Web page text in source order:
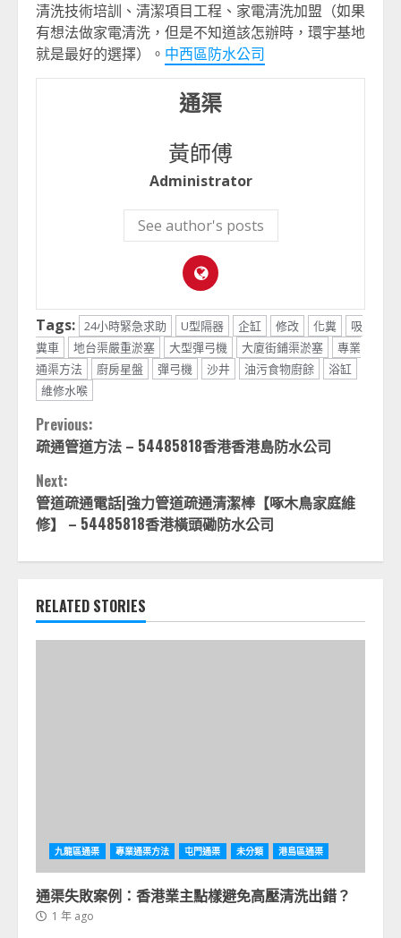
清洗技術培訓、清潔項目工程、家電清洗加盟（如果
有想法做家電清洗，但是不知道該怎辦時，環宇基地
就是最好的選擇）。 中西區防水公司
通渠
黃師傅
Administrator
See author's posts
Tags: 24小時緊急求助 U型隔器 企缸 修改 化糞
吸
糞車
地台渠嚴重淤塞 大型彈弓機 大廈街鋪渠淤塞
專業
通渠方法
廚房星盤 彈弓機 沙井 油污食物廚餘
浴缸
維修水喉
Continue
Reading
Previous:
疏通管道方法 – 54485818香港香港島防水公司
Next:
管道疏通電話|強力管道疏通清潔棒【啄木鳥家庭維
修】 – 54485818香港橫頭磡防水公司
RELATED STORIES
九龍區通渠 專業通渠方法 屯門通渠 未分類 港島區通渠
通渠失敗案例：香港業主點樣避免高壓清洗出錯？
1 年 ago